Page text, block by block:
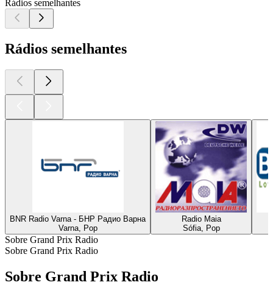
Rádios semelhantes
Rádios semelhantes
BNR Radio Varna - БНР Радио Варна
Varna, Pop
Radio Maia
Sófia, Pop
Sobre Grand Prix Radio
Sobre Grand Prix Radio
Sobre Grand Prix Radio